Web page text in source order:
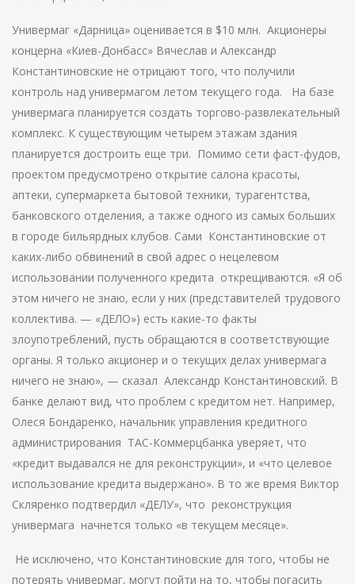
Универмаг «Дарница» оценивается в $10 млн. Акционеры
концерна «Киев-Донбасс» Вячеслав и Александр
Константиновские не отрицают того, что получили
контроль над универмагом летом текущего года. На базе
универмага планируется создать торгово-развлекательный
комплекс. К существующим четырем этажам здания
планируется достроить еще три. Помимо сети фаст-фудов,
проектом предусмотрено открытие салона красоты,
аптеки, супермаркета бытовой техники, турагентства,
банковского отделения, а также одного из самых больших
в городе бильярдных клубов. Сами Константиновские от
каких-либо обвинений в свой адрес о нецелевом
использовании полученного кредита открещиваются. «Я об
этом ничего не знаю, если у них (представителей трудового
коллектива. — «ДЕЛО») есть какие-то факты
злоупотреблений, пусть обращаются в соответствующие
органы. Я только акционер и о текущих делах универмага
ничего не знаю», — сказал Александр Константиновский. В
банке делают вид, что проблем с кредитом нет. Например,
Олеся Бондаренко, начальник управления кредитного
администрирования ТАС-Коммерцбанка уверяет, что
«кредит выдавался не для реконструкции», и «что целевое
использование кредита выдержано». В то же время Виктор
Скляренко подтвердил «ДЕЛУ», что реконструкция
универмага начнется только «в текущем месяце».
Не исключено, что Константиновские для того, чтобы не
потерять универмаг, могут пойти на то, чтобы погасить